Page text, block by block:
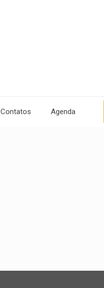
Contatos Agenda